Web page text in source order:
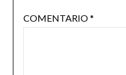
COMENTARIO*